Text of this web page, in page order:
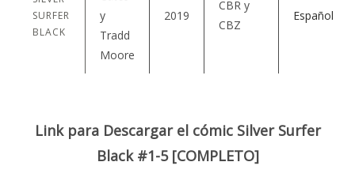
SURFER
BLACK
y
Tradd
Moore
2019
CBR y
CBZ
Español
Link para Descargar el cómic Silver Surfer
Black #1-5 [COMPLETO]